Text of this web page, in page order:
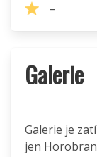
–
Galerie
Galerie je
jen